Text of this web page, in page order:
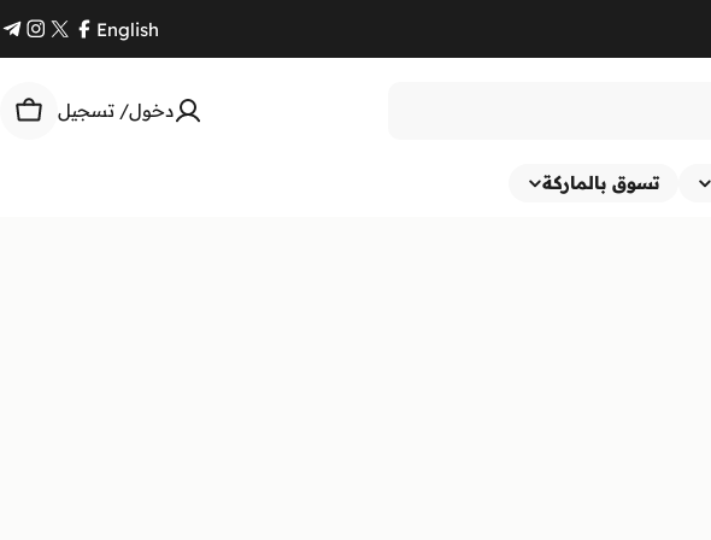
English
Facebook
X
دخول/ تسجيل
تسوق بالماركة